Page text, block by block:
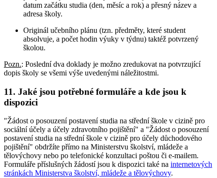
datum začátku studia (den, měsíc a rok) a přesný název a
adresa školy.
Originál učebního plánu (tzn. předměty, které student
absolvuje, a počet hodin výuky v týdnu) taktéž potvrzený
školou.
Pozn.: Poslední dva doklady je možno zredukovat na potvrzující
dopis školy se všemi výše uvedenými náležitostmi.
11. Jaké jsou potřebné formuláře a kde jsou k
dispozici
"Žádost o posouzení postavení studia na střední škole v cizině pro
sociální účely a účely zdravotního pojištění" a "Žádost o posouzení
postavení studia na střední škole v cizině pro účely důchodového
pojištění" obdržíte přímo na Ministerstvu školství, mládeže a
tělovýchovy nebo po telefonické konzultaci poštou či e-mailem.
Formuláře příslušných žádostí jsou k dispozici také na internetových
stránkách Ministerstva školství, mládeže a tělovýchovy.